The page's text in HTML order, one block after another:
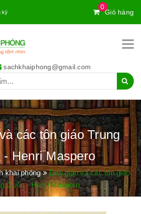
0
Giỏ hàng
ký
sachkhaiphong@gmail.com
các tôn giáo Trung
- Henri Maspero
khai phóng
Đạo giáo và các tôn giáo
Quốc - Henri Maspero